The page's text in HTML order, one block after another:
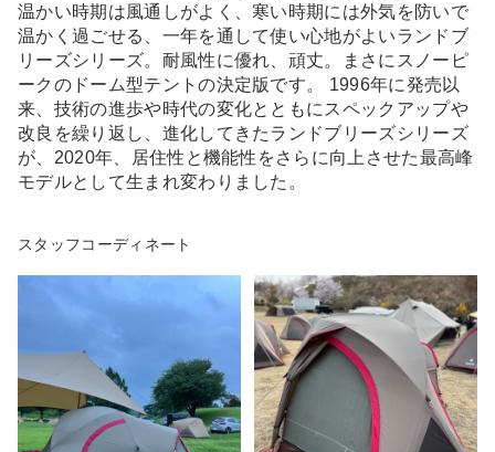
温かい時期は風通しがよく、寒い時期には外気を防いで
温かく過ごせる、一年を通して使い心地がよいランドブ
リーズシリーズ。耐風性に優れ、頑丈。まさにスノーピ
ークのドーム型テントの決定版です。 1996年に発売以
来、技術の進歩や時代の変化とともにスペックアップや
改良を繰り返し、進化してきたランドブリーズシリーズ
が、2020年、居住性と機能性をさらに向上させた最高峰
モデルとして生まれ変わりました。
スタッフコーディネート